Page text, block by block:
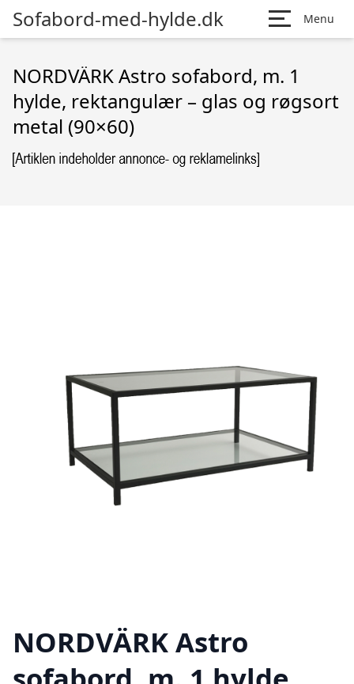
Sofabord-med-hylde.dk Menu
NORDVÄRK Astro sofabord, m. 1
hylde, rektangulær – glas og røgsort
metal (90×60)
NORDVÄRK Astro